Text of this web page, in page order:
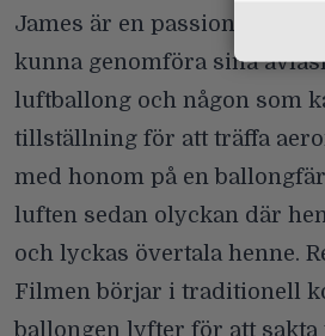
James är en passionerad
kunna genomföra sina
luftballong och någon som
tillställning för att träffa
med honom på en
luften sedan olyckan där
och lyckas övertala henne.
Filmen börjar i traditionell
ballongen lyfter för att